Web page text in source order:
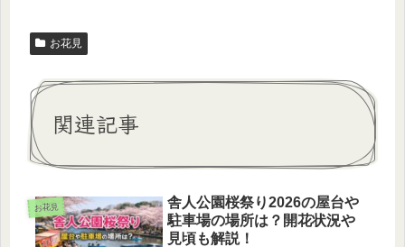
お花見
関連記事
お花見
舎人公園桜祭り2026の屋台や
駐車場の場所は？開花状況や
見頃も解説！